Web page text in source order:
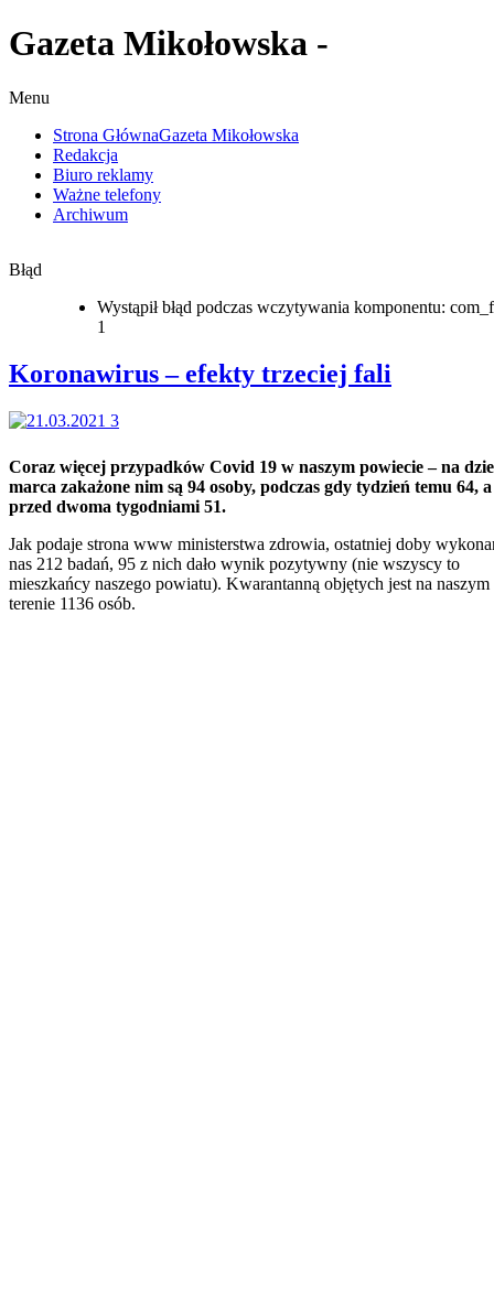
Gazeta Mikołowska -
Menu
Strona GłównaGazeta Mikołowska
Redakcja
Biuro reklamy
Ważne telefony
Archiwum
Błąd
Wystąpił błąd podczas wczytywania komponentu:
1
Koronawirus – efekty trzeciej fali
Coraz więcej przypadków Covid 19 w naszym powiecie – na
marca zakażone nim są 94 osoby, podczas gdy tydzień temu 64, a
przed dwoma tygodniami 51.
Jak podaje strona www ministerstwa zdrowia, ostatniej doby
nas 212 badań, 95 z nich dało wynik pozytywny (nie wszyscy to
mieszkańcy naszego powiatu). Kwarantanną objętych jest na naszym
terenie 1136 osób.